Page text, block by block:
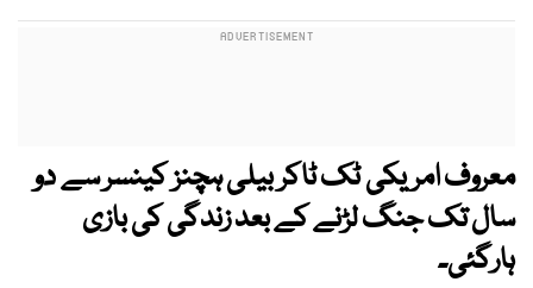
معروف امریکی ٹک ٹاکر بیلی ہچنز کینسر سے دو
سال تک جنگ لڑنے کے بعد زندگی کی بازی
ہارگئی۔